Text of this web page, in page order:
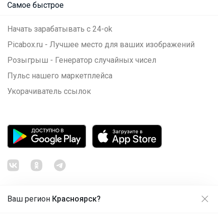
Ваш регион Красноярск?
Самое быстрое
Начать зарабатывать с 24-ok
Picabox.ru - Лучшее место для ваших изображений
Розыгрыш - Генератор случайных чисел
Пульс нашего маркетплейса
Укорачиватель ссылок
Продолжая использовать этот сайт и нажимая кнопку